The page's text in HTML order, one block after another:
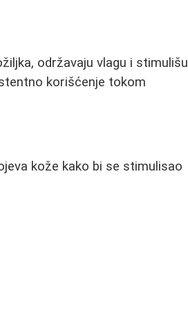
održavaju vlagu i stimulišu
korišćenje tokom
kože kako bi se stimulisao